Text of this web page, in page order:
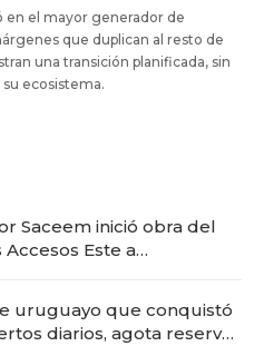
el mayor generador de
que duplican al resto de
una transición planificada, sin
ecosistema.
Saceem inició obra del
Este a
uruguayo que conquistó
diarios, agota reservas